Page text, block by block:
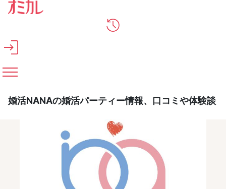
メインコンテンツへスキップ
婚活NANAの婚活パーティー情報、口コミや体験談